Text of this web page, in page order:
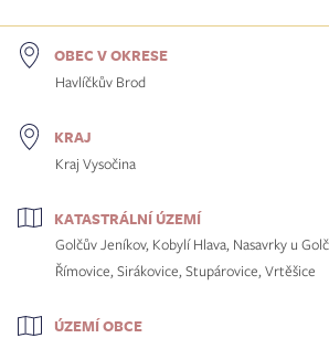
OBEC V OKRESE
Havlíčkův Brod
KRAJ
Kraj Vysočina
KATASTRÁLNÍ ÚZEMÍ
Golčův Jeníkov, Kobylí Hlava, Nasavrky u
Římovice, Sirákovice, Stupárovice, Vrtěšice
ÚZEMÍ OBCE